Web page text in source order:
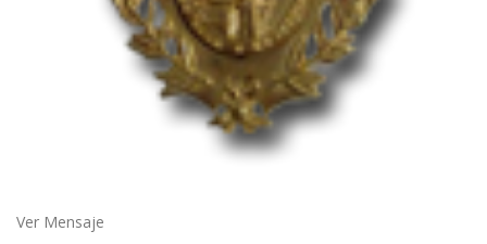
Ver Mensaje